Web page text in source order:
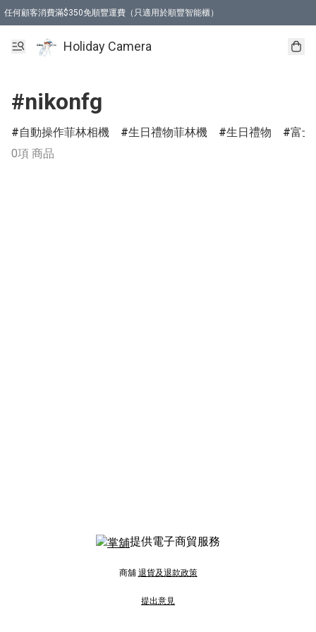
任何顧客消費滿$350免順豐運費（只適用於順豐智能櫃）
Holiday Camera
#nikonfg
自動操作菲林相機 生日禮物菲林機 生日禮物
富士
0項 商品
提供電子商貿服務
商舖 退貨及退款政策
提出意見